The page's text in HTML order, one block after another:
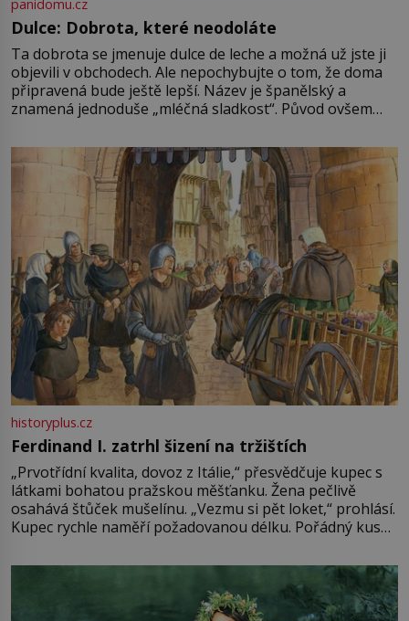
panidomu.cz
Dulce: Dobrota, které neodoláte
Ta dobrota se jmenuje dulce de leche a možná už jste ji
objevili v obchodech. Ale nepochybujte o tom, že doma
připravená bude ještě lepší. Název je španělský a
znamená jednoduše „mléčná sladkost“. Původ ovšem
pře hned několik latinskoamerických zemí a k tomu
Francie, kde se traduje,
historyplus.cz
Ferdinand I. zatrhl šizení na tržištích
„Prvotřídní kvalita, dovoz z Itálie,“ přesvědčuje kupec s
látkami bohatou pražskou měšťanku. Žena pečlivě
osahává štůček mušelínu. „Vezmu si pět loket,“ prohlásí.
Kupec rychle naměří požadovanou délku. Pořádný kus
milostpaní. Stačí jenom na sukni,“ zhodnotí švadlena
množství růžového mušelínu. „Ošidili vás, podívejte.“